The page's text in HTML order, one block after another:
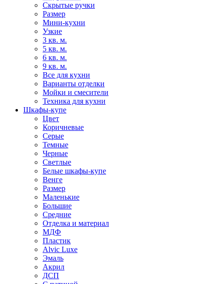
Скрытые ручки
Размер
Мини-кухни
Узкие
3 кв. м.
5 кв. м.
6 кв. м.
9 кв. м.
Все для кухни
Варианты отделки
Мойки и смесители
Техника для кухни
Шкафы-купе
Цвет
Коричневые
Серые
Темные
Черные
Светлые
Белые шкафы-купе
Венге
Размер
Маленькие
Большие
Средние
Отделка и материал
МДФ
Пластик
Alvic Luxe
Эмаль
Акрил
ДСП